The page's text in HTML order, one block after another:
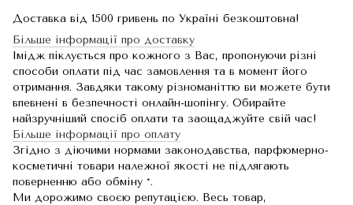
Доставка від 1500 гривень по Україні безкоштовна!
Більше інформації про доставку
Імідж піклується про кожного з Вас, пропонуючи різні
способи оплати під час замовлення та в момент його
отримання. Завдяки такому різноманіттю ви можете бути
впевнені в безпечності онлайн-шопінгу. Обирайте
найзручніший спосіб оплати та заощаджуйте свій час!
Більше інформації про оплату
Згідно з діючими нормами законодавства, парфюмерно-
косметичні товари належної якості не підлягають
поверненню або обміну *.
Ми дорожимо своєю репутацією. Весь товар,